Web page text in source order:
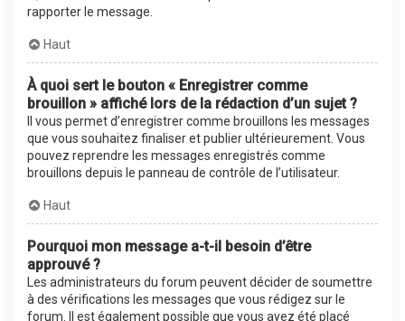
rapporter le message.
Haut
À quoi sert le bouton « Enregistrer comme
brouillon » affiché lors de la rédaction d’un sujet ?
Il vous permet d’enregistrer comme brouillons les messages
que vous souhaitez finaliser et publier ultérieurement. Vous
pouvez reprendre les messages enregistrés comme
brouillons depuis le panneau de contrôle de l’utilisateur.
Haut
Pourquoi mon message a-t-il besoin d’être
approuvé ?
Les administrateurs du forum peuvent décider de soumettre
à des vérifications les messages que vous rédigez sur le
forum. Il est également possible que vous ayez été placé